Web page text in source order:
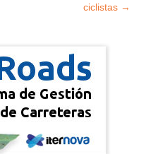
ciclistas →